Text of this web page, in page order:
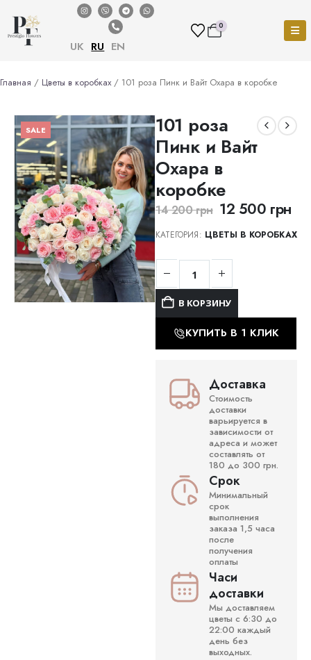
UK RU EN
0
Главная / Цветы в коробках/ 101 роза Пинк и Вайт Охара в коробке
SALE
101 роза
Пинк и Вайт
Охара в
коробке
14 200грн 12 500 грн
КАТЕГОРИЯ: ЦВЕТЫ В КОРОБКАХ
В КОРЗИНУ
КУПИТЬ В 1 КЛИК
Доставка
Стоимость
доставки
варьируется в
зависимости от
адреса и может
составлять от
180 до 300 грн.
Срок
Минимальный
срок
выполнения
заказа 1,5 часа
после
получения
оплаты
Часи
доставки
Мы доставляем
цветы с 6:30 до
22:00 каждый
день без
выходных.